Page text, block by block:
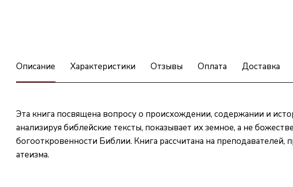
Описание Характеристики Отзывы Оплата Доставка
Эта книга посвящена вопросу о происхождении, содержании и
анализируя библейские тексты, показывает их земное, а не
богооткровенности Библии. Книга рассчитана на
атеизма.